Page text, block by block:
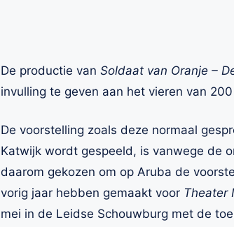
De productie van Soldaat van Oranje –
invulling te geven aan het vieren van
De voorstelling zoals deze normaal
Katwijk wordt gespeeld, is vanwege de
daarom gekozen om op Aruba de
vorig jaar hebben gemaakt voor Theater
mei in de Leidse Schouwburg met de